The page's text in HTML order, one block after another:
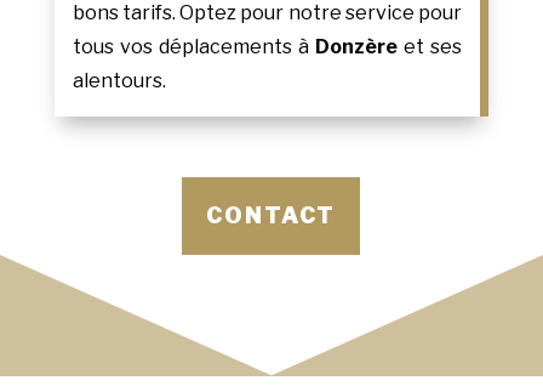
bons tarifs. Optez pour notre service pour
tous vos déplacements à Donzère et ses
alentours.
CONTACT